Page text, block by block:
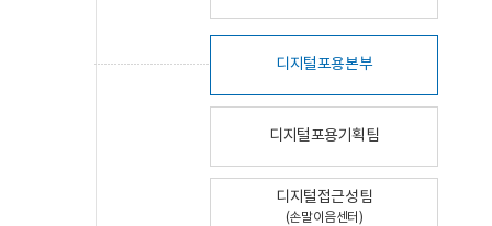
디지털포용본부
디지털포용기획팀
디지털접근성팀
(손말이음센터)